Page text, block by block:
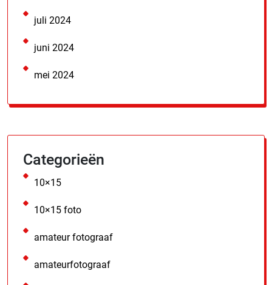
juli 2024
juni 2024
mei 2024
Categorieën
10×15
10×15 foto
amateur fotograaf
amateurfotograaf